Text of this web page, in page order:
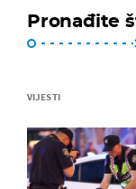
Pronađite
VIJESTI